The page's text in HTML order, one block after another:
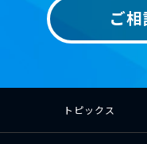
ご
トピックス